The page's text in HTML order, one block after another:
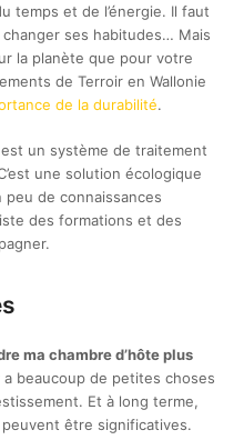
temps et de l’énergie. Il faut
ses habitudes… Mais
la planète que pour votre
de Terroir en Wallonie
de la durabilité.
un système de traitement
une solution écologique
de connaissances
des formations et des
ma chambre d’hôte plus
a beaucoup de petites choses
Et à long terme,
peuvent être significatives.